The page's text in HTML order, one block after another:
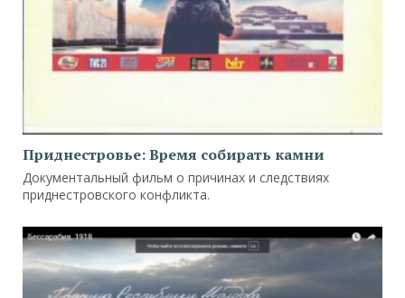
Приднестровье: Время собирать камни
Документальный фильм о причинах и следствиях
приднестровского конфликта.